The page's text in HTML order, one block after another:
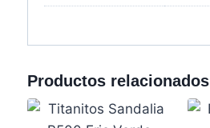
Productos relacionados